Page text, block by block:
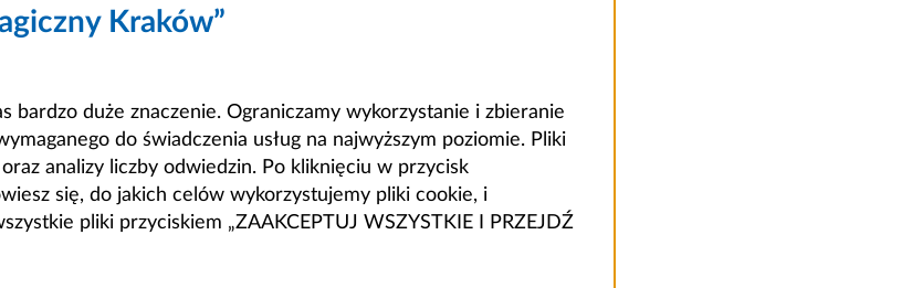
Kraków”
duże znaczenie. Ograniczamy wykorzystanie i zbieranie
do świadczenia usług na najwyższym poziomie. Pliki
analizy liczby odwiedzin. Po kliknięciu w przycisk
się, do jakich celów wykorzystujemy pliki cookie, i
pliki przyciskiem „ZAAKCEPTUJ WSZYSTKIE I PRZEJDŹ